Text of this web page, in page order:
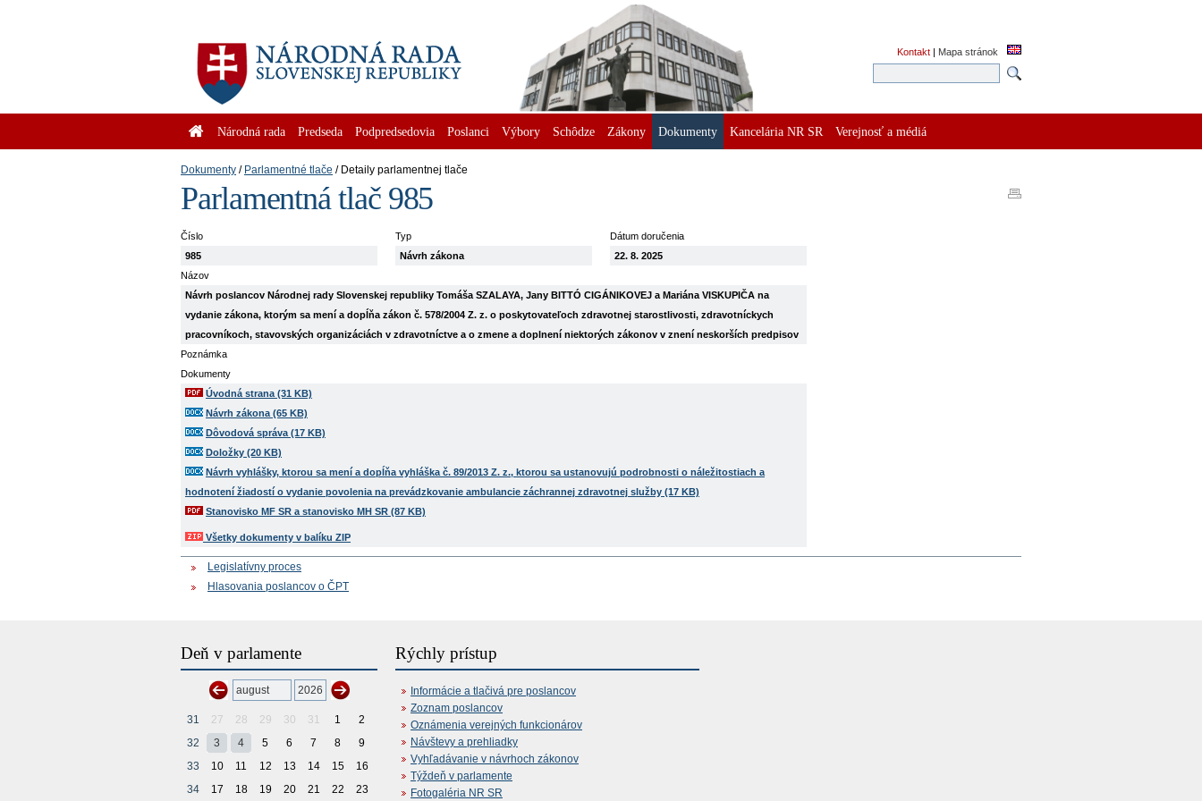
Kontakt | Mapa stránok
Národná rada Predseda Podpredsedovia Poslanci Výbory Schôdze Zákony Dokumenty Kancelária NR SR Verejnosť a médiá
Dokumenty Parlamentné tlače Detaily parlamentnej tlače
Parlamentná tlač 985
Číslo
985
Typ
Návrh zákona
Dátum doručenia
22. 8. 2025
Názov
Návrh poslancov Národnej rady Slovenskej republiky Tomáša SZALAYA, Jany BITTÓ CIGÁNIKOVEJ a Mariána VISKUPIČA na
vydanie zákona, ktorým sa mení a dopĺňa zákon č. 578/2004 Z. z. o poskytovateľoch zdravotnej starostlivosti, zdravotníckych
pracovníkoch, stavovských organizáciách v zdravotníctve a o zmene a doplnení niektorých zákonov v znení neskorších predpisov
Poznámka
Dokumenty
Úvodná strana (31 KB)
Návrh zákona (65 KB)
Dôvodová správa (17 KB)
Doložky (20 KB)
Návrh vyhlášky, ktorou sa mení a dopĺňa vyhláška č. 89/2013 Z. z., ktorou sa ustanovujú podrobnosti o náležitostiach a
hodnotení žiadostí o vydanie povolenia na prevádzkovanie ambulancie záchrannej zdravotnej služby (17 KB)
Stanovisko MF SR a stanovisko MH SR (87 KB)
Všetky dokumenty v balíku ZIP
Legislatívny proces
Hlasovania poslancov o ČPT
Deň v parlamente
31 27 28 29 30 31 1
2
32
3 4 5 6 7 8
9
33
10 11 12 13 14 15
16
34
17 18 19 20 21 22 23
Rýchly prístup
Informácie a tlačivá pre poslancov
Zoznam poslancov
Oznámenia verejných funkcionárov
Návštevy a prehliadky
Vyhľadávanie v návrhoch zákonov
Týždeň v parlamente
Fotogaléria NR SR